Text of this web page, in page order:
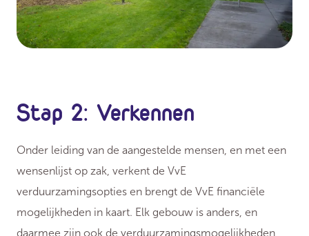
Stap 2: Verkennen
Onder leiding van de aangestelde mensen, en met een
wensenlijst op zak, verkent de VvE
verduurzamingsopties en brengt de VvE financiële
mogelijkheden in kaart. Elk gebouw is anders, en
daarmee zijn ook de verduurzamingsmogelijkheden